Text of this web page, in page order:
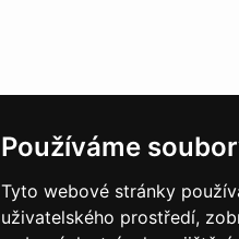
Používáme
Tyto webové stránky
uživatelského prostředí,